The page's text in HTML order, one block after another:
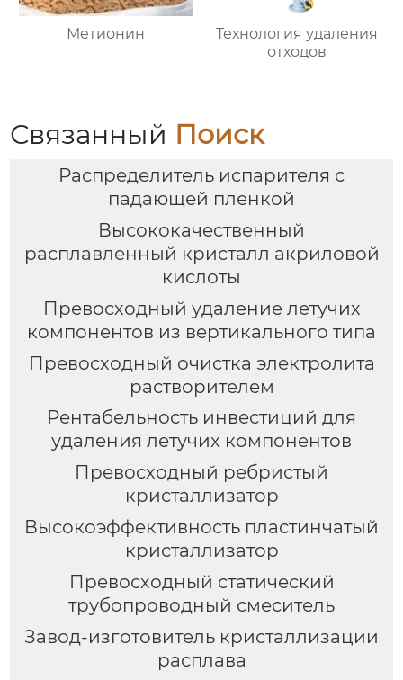
Метионин
Технология удаления
отходов
Связанный Поиск
Распределитель испарителя с
падающей пленкой
Высококачественный
расплавленный кристалл акриловой
кислоты
Превосходный удаление летучих
компонентов из вертикального типа
Превосходный очистка электролита
растворителем
Рентабельность инвестиций для
удаления летучих компонентов
Превосходный ребристый
кристаллизатор
Высокоэффективность пластинчатый
кристаллизатор
Превосходный статический
трубопроводный смеситель
Завод-изготовитель кристаллизации
расплава